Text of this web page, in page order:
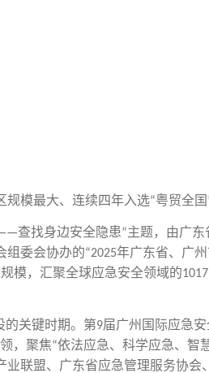
规模最大、连续四年入选“粤贸全国
查找身边安全隐患”主题，由广
组委会协办的“2025年广东省、广
模，汇聚全球应急安全领域的1017
的关键时期。第9届广州国际应急
，聚焦“依法应急、科学应急、智
联盟、广东省应急管理服务协